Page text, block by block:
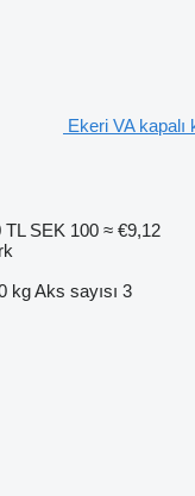
Ekeri VA kapalı
TL SEK 100 ≈ €9,12
kgAks sayısı 3